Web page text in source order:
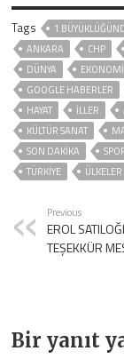
Tags 1
ANKARA
CHP
DÜNYA
EKONOMİ
GOOGLE HABERLER
HAYAT
İLLER
KÜLTÜR SANAT
SON DAKIKA
TÜRKİYE
ÜLKELER
Previous
EROL
TEŞEKKÜR
Bir yanıt